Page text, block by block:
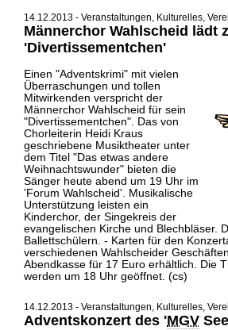
14.12.2013 - Veranstaltungen, Kulturelles,
Männerchor Wahlscheid lädt
'Divertissementchen'
Einen "Adventskrimi" mit vielen
Überraschungen und tollen
Mitwirkenden verspricht der
Männerchor Wahlscheid für sein
"Divertissementchen". Das von
Chorleiterin Heidi Kraus
geschriebene Musiktheater unter
dem Titel "Das etwas andere
Weihnachtswunder" bieten die
Sänger heute abend um 19 Uhr im
'Forum Wahlscheid'. Musikalische
Unterstützung leisten ein
Kinderchor, der Singekreis der
evangelischen Kirche und Blechbläser.
Ballettschülern. - Karten für den
verschiedenen Wahlscheider
Abendkasse für 17 Euro erhältlich. Die
werden um 18 Uhr geöffnet. (cs)
14.12.2013 - Veranstaltungen, Kulturelles,
Adventskonzert des 'MGV